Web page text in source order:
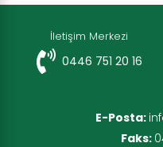
İletişim Merkezi
0446 751 20 16
E-Posta:
Faks: